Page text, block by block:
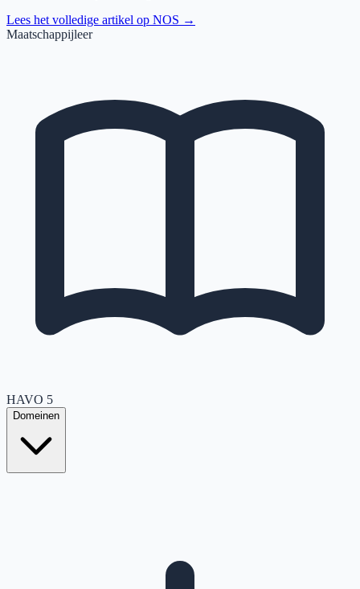
Lees het volledige artikel op NOS →
Maatschappijleer
HAVO 5
Domeinen